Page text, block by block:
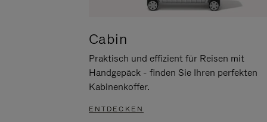
Cabin
Praktisch und effizient für Reisen mit
Handgepäck - finden Sie Ihren perfekten
Kabinenkoffer.
ENTDECKEN